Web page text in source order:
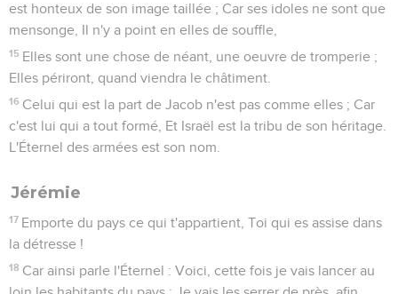
est honteux de son image taillée ; Car ses idoles ne sont que
mensonge, Il n'y a point en elles de souffle,
15 Elles sont une chose de néant, une oeuvre de tromperie ;
Elles périront, quand viendra le châtiment.
16 Celui qui est la part de Jacob n'est pas comme elles ; Car
c'est lui qui a tout formé, Et Israël est la tribu de son héritage.
L'Éternel des armées est son nom.
Jérémie
17 Emporte du pays ce qui t'appartient, Toi qui es assise dans
la détresse !
18 Car ainsi parle l'Éternel : Voici, cette fois je vais lancer au